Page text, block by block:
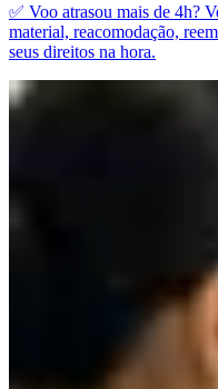
✅ Voo atrasou mais de 4h?
material, reacomodação,
seus direitos na hora.